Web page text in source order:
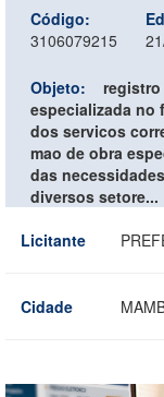
Código:
3106079215
Objeto:
especializada no
dos servicos
mao de obra
das
diversos setore...
Licitante
Cidade